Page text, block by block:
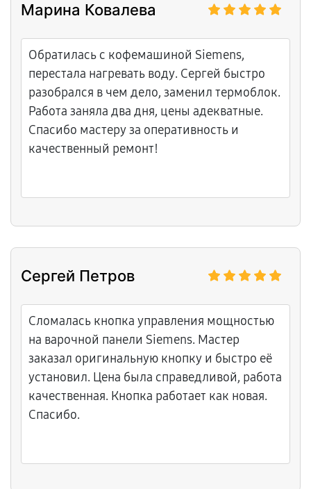
Марина Ковалева
Обратилась с кофемашиной Siemens,
перестала нагревать воду. Сергей быстро
разобрался в чем дело, заменил термоблок.
Работа заняла два дня, цены адекватные.
Спасибо мастеру за оперативность и
качественный ремонт!
Сергей Петров
Сломалась кнопка управления мощностью
на варочной панели Siemens. Мастер
заказал оригинальную кнопку и быстро её
установил. Цена была справедливой, работа
качественная. Кнопка работает как новая.
Спасибо.